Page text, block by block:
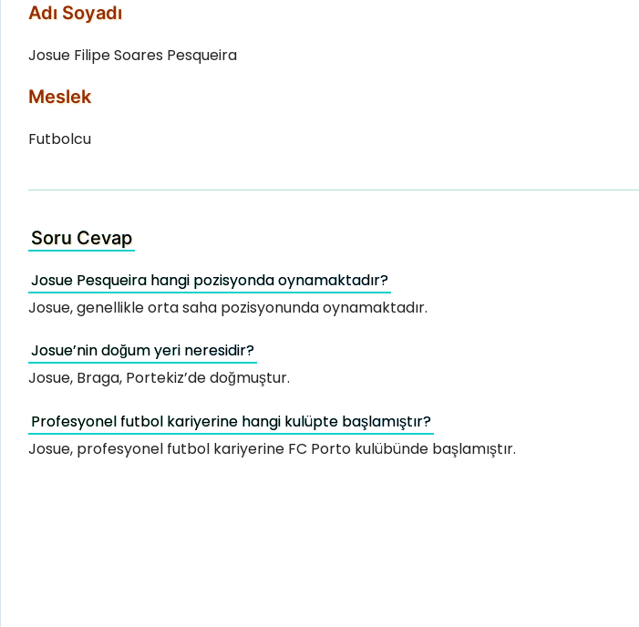
Adı Soyadı
Josue Filipe Soares Pesqueira
Meslek
Futbolcu
Soru Cevap
Josue Pesqueira hangi pozisyonda oynamaktadır?
Josue, genellikle orta saha pozisyonunda oynamaktadır.
Josue’nin doğum yeri neresidir?
Josue, Braga, Portekiz’de doğmuştur.
Profesyonel futbol kariyerine hangi kulüpte başlamıştır?
Josue, profesyonel futbol kariyerine FC Porto kulübünde başlamıştır.